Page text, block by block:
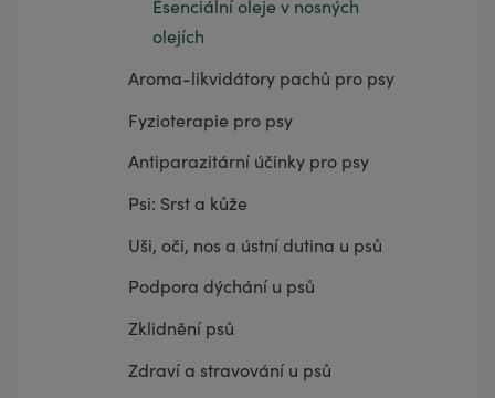
Esenciální oleje v nosných
olejích
Aroma-likvidátory pachů pro psy
Fyzioterapie pro psy
Antiparazitární účinky pro psy
Psi: Srst a kůže
Uši, oči, nos a ústní dutina u psů
Podpora dýchání u psů
Zklidnění psů
Zdraví a stravování u psů